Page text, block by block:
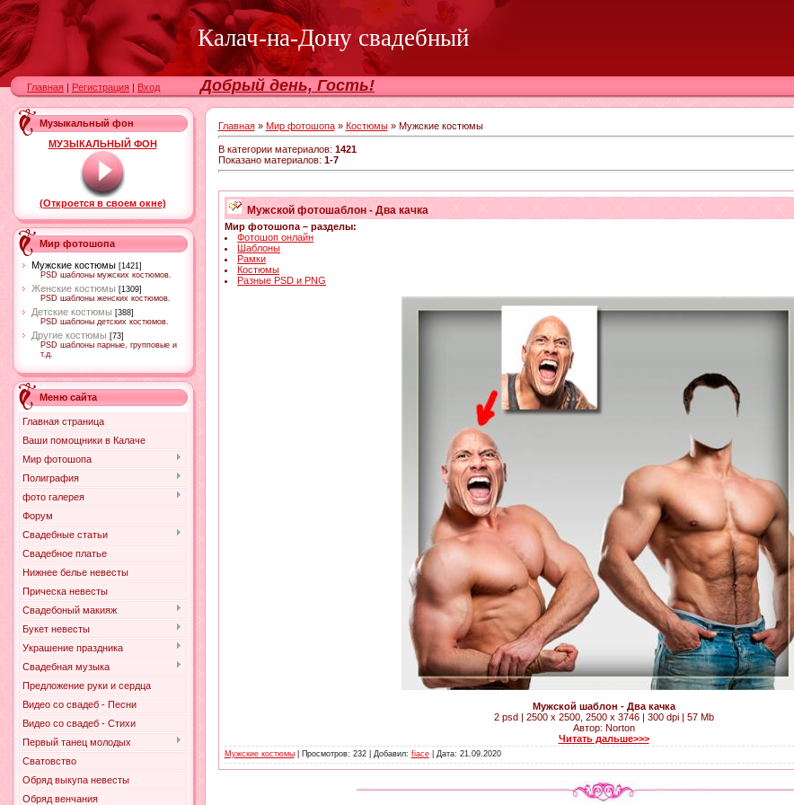
Калач-на-Дону свадебный
Главная | Регистрация | Вход Добрый день, Гость!
Музыкальный фон
МУЗЫКАЛЬНЫЙ ФОН
(Откроется в своем окне)
Мир фотошопа
Мужские костюмы [1421]
PSD шаблоны мужских костюмов.
Женские костюмы [1309]
PSD шаблоны женских костюмов.
Детские костюмы [388]
PSD шаблоны детских костюмов.
Другие костюмы [73]
PSD шаблоны парные, групповые и
т.д.
Меню сайта
Главная страница
Ваши помощники в Калаче
Мир фотошопа
Полиграфия
фото галерея
Форум
Свадебные статьи
Свадебное платье
Нижнее белье невесты
Прическа невесты
Свадебоный макияж
Букет невесты
Украшение праздника
Свадебная музыка
Предложение руки и сердца
Видео со свадеб - Песни
Видео со свадеб - Стихи
Первый танец молодых
Сватовство
Обряд выкупа невесты
Обряд венчания
Главная» Мир фотошопа» Костюмы» Мужские костюмы
В категории материалов: 1421
Показано материалов: 1-7
Мужской фотошаблон - Два качка
Мир фотошопа – разделы:
Фотошоп онлайн
Шаблоны
Рамки
Костюмы
Разные PSD и PNG
Мужской шаблон - Два качка
2 psd | 2500 x 2500, 2500 x 3746 | 300 dpi | 57 Mb
Автор: Norton
Читать дальше>>>
Мужские костюмы| Просмотров: 232 | Добавил: fiace| Дата: 21.09.2020